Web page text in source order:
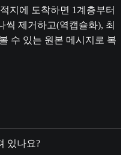
지에 도착하면 1계층부터
씩 제거하고(역캡슐화), 최
수 있는 원본 메시지로 복
있나요?